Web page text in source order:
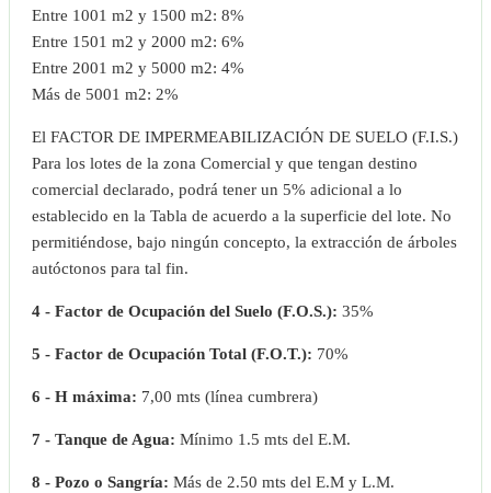
Entre 1001 m2 y 1500 m2: 8%
Entre 1501 m2 y 2000 m2: 6%
Entre 2001 m2 y 5000 m2: 4%
Más de 5001 m2: 2%
El FACTOR DE IMPERMEABILIZACIÓN DE SUELO (F.I.S.)
Para los lotes de la zona Comercial y que tengan destino
comercial declarado, podrá tener un 5% adicional a lo
establecido en la Tabla de acuerdo a la superficie del lote. No
permitiéndose, bajo ningún concepto, la extracción de árboles
autóctonos para tal fin.
4 - Factor de Ocupación del Suelo (F.O.S.): 35%
5 - Factor de Ocupación Total (F.O.T.): 70%
6 - H máxima: 7,00 mts (línea cumbrera)
7 - Tanque de Agua: Mínimo 1.5 mts del E.M.
8 - Pozo o Sangría: Más de 2.50 mts del E.M y L.M.